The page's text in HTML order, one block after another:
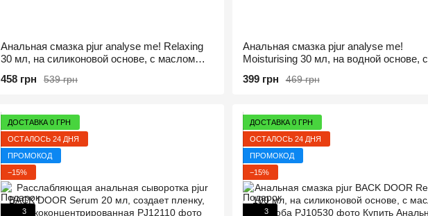
Анальная смазка pjur analyse me! Relaxing
30 мл, на силиконовой основе, с маслом
539 грн
458 грн
Анальная смазка pjur analyse me!
Moisturising 30 мл, на водной основе, с
469 грн
399 грн
ДОСТАВКА 0 ГРН
ОСТАЛОСЬ 24 ДНЯ
ПРОМОКОД
−15%
3
ДОСТАВКА 0 ГРН
ОСТАЛОСЬ 24 ДНЯ
ПРОМОКОД
−15%
3